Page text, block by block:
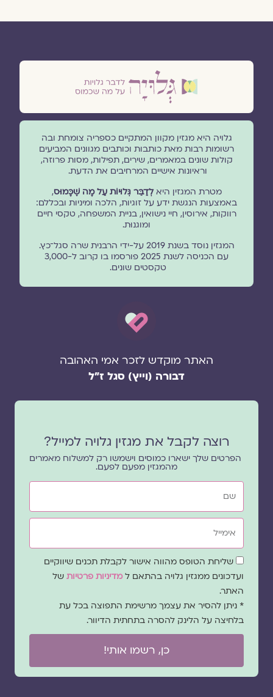
גלויה היא מגזין מקוון המתקיים כספריה צומחת ובה
רשומות רבות מאת כותבות וכותבים מגוונים המביעים
קולות שונים במאמרים, שירים, תפילות, מסות פרוזה,
וראיונות אישיים המרחיבים את הדעת.
מטרת המגזין היאלְדַבֵּר גְּלוּיוֹת עַל מָה שֶׁכָּמוּס,
באמצעות הנגשת ידע על זוגיות, הלכה ומיניות ובכללם:
רווקות, אירוסין, חיי נישואין, בניית המשפחה, טקסי חיים
ומוגנוּת.
המגזין נוסד בשנת 2019 על-ידי הרבנית שרה סגל־כץ.
עם הכניסה לשנת 2025 פורסמו בו קרוב ל-3,000
טקסטים שונים.
האתר מוקדש לזכר אמי האהובה
דבורה (וייץ) סגל ז"ל
רוצה לקבל את מגזין גלויה למייל?
הפרטים שלך ישארו כמוסים וישמשו רק למשלוח מאמרים
מהמגזין מפעם לפעם.
שם
אימייל
שדהשליחת הטופס מהווה אישור לקבלת תכנים שיווקיים
ועדכונים ממגזין גלויה בהתאם למדיניות פרטיות של
האתר.
* ניתן להסיר את עצמך מרשימת התפוצה בכל עת
בלחיצה על הלינק להסרה בתחתית הדיוור.
כן, רשמו אותי!